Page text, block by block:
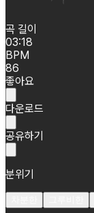
곡 길이
03:18
BPM
86
좋아요
다운로드
공유하기
분위기